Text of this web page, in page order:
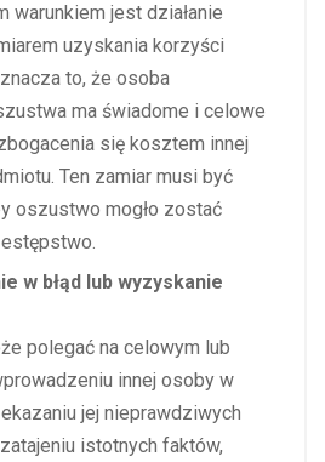
warunkiem jest działanie
uzyskania korzyści
to, że osoba
ma świadome i celowe
się kosztem innej
Ten zamiar musi być
oszustwo mogło zostać
w błąd lub wyzyskanie
polegać na celowym lub
innej osoby w
jej nieprawdziwych
istotnych faktów,